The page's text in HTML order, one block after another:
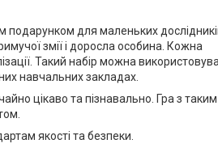
подарунком для маленьких
змії і доросла особина. Кожна
Такий набір можна
навчальних закладах.
цікаво та пізнавально. Гра з таким
якості та безпеки.